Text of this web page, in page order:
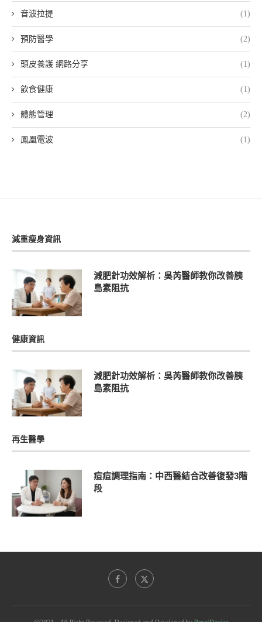
音波拉提 (1)
預防醫學 (2)
頭皮養護 網路分享 (1)
飲食健康 (1)
體態管理 (2)
鳳凰電波 (1)
減重瘦身資訊
減肥針功效解析：吳芮醫師教你改善胰
島素阻抗
健康資訊
減肥針功效解析：吳芮醫師教你改善胰
島素阻抗
再生醫學
痘痘調理指南：中西醫結合改善復發3階
段